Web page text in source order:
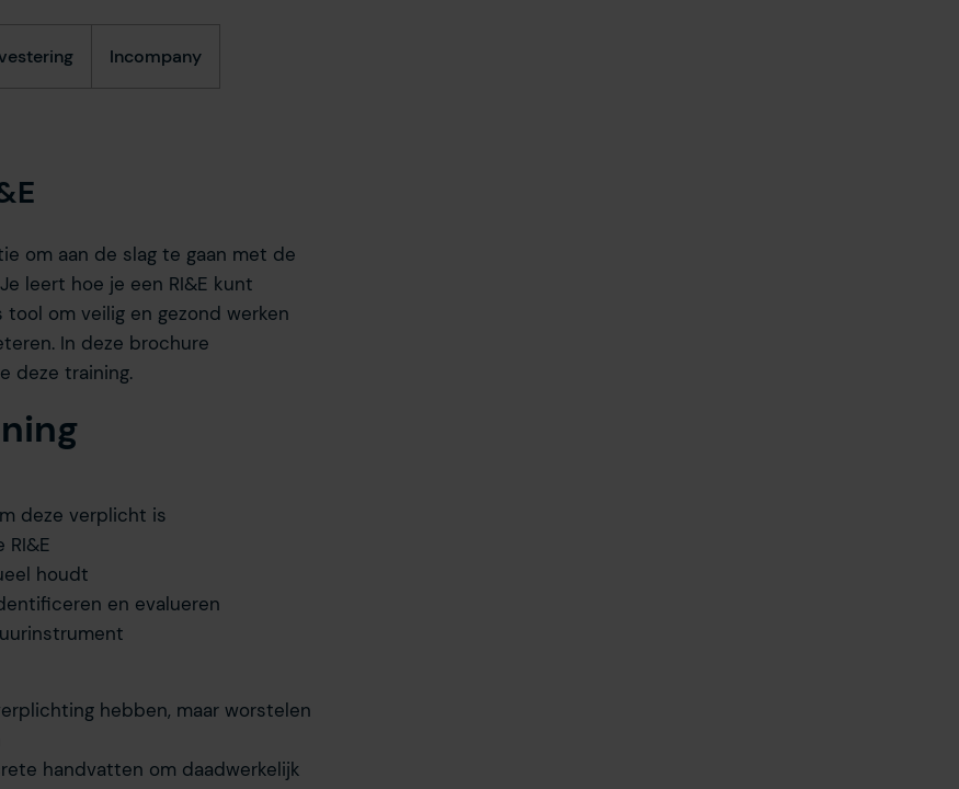
Incompany
om aan de slag te gaan met de
leert hoe je een RI&E kunt
om veilig en gezond werken
In deze brochure
deze training.
deze verplicht is
houdt
en evalueren
hebben, maar worstelen
handvatten om daadwerkelijk